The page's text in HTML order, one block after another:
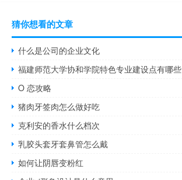
猜你想看的文章
什么是公司的企业文化
福建师范大学协和学院特色专业建设点有哪些
O 恋攻略
猪肉牙签肉怎么做好吃
克利安的香水什么档次
乳胶头套牙套鼻管怎么戴
如何让阴唇变粉红